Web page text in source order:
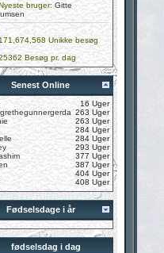
bruger:Gitte
171,674,568 Unikke besøg
Besøg pr. dag
Senest Online
16 Uger
263 Uger
263 Uger
284 Uger
284 Uger
293 Uger
377 Uger
387 Uger
404 Uger
408 Uger
Fødselsdage i år
fødselsdag i dag